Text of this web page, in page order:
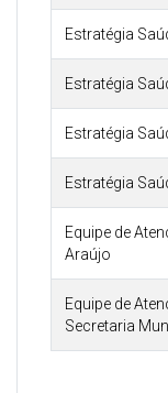
Estratégia
Estratégia
Estratégia
Estratégia
Equipe de
Araújo
Equipe de
Secretaria